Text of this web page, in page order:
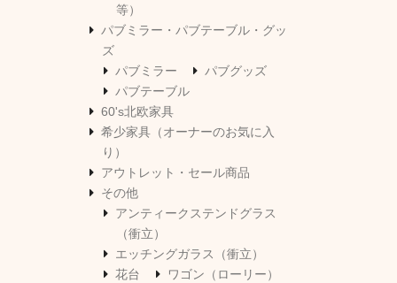
等）
パブミラー・パブテーブル・グッ
ズ
パブミラー
パブグッズ
パブテーブル
60's北欧家具
希少家具（オーナーのお気に入
り）
アウトレット・セール商品
その他
アンティークステンドグラス
（衝立）
エッチングガラス（衝立）
花台
ワゴン（ローリー）